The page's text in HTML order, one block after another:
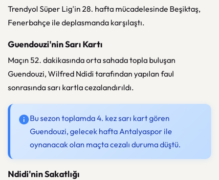
Trendyol Süper Lig'in 28. hafta mücadelesinde Beşiktaş,
Fenerbahçe ile deplasmanda karşılaştı.
Guendouzi'nin Sarı Kartı
Maçın 52. dakikasında orta sahada topla buluşan
Guendouzi, Wilfred Ndidi tarafından yapılan faul
sonrasında sarı kartla cezalandırıldı.
Bu sezon toplamda 4. kez sarı kart gören
Guendouzi, gelecek hafta Antalyaspor ile
oynanacak olan maçta cezalı duruma düştü.
Ndidi'nin Sakatlığı